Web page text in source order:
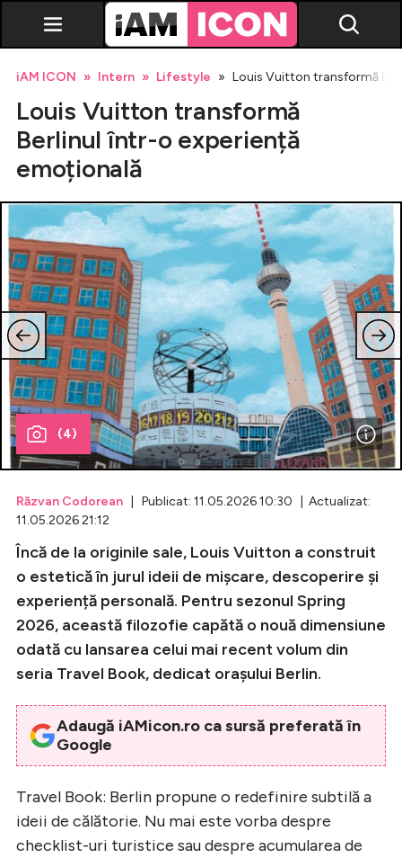
Breaking news
Evenimente
Emisiuni TV
Horoscop
Lifestyle
Celebrități
Creează cont
iAM ICON Intern Lifestyle Louis Vuitton transformă
Louis Vuitton transformă
Berlinul într-o experiență
emoțională
(4)
Răzvan Codorean | Publicat: 11.05.2026 10:30 | Actualizat:
11.05.2026 21:12
Încă de la originile sale, Louis Vuitton a construit
o estetică în jurul ideii de mișcare, descoperire și
experiență personală. Pentru sezonul Spring
2026, această filozofie capătă o nouă dimensiune
odată cu lansarea celui mai recent volum din
seria Travel Book, dedicat orașului Berlin.
Adaugă iAMicon.ro ca sursă preferată în
Google
Travel Book: Berlin propune o redefinire subtilă a
ideii de călătorie. Nu mai este vorba despre
checklist-uri turistice sau despre acumularea de